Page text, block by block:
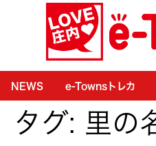
NEWS e-Townsトレカ
タグ: 里の